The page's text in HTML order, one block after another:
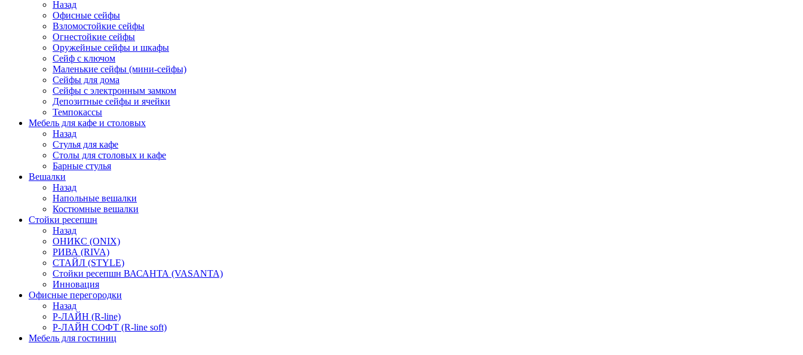
Назад
Офисные сейфы
Взломостойкие сейфы
Огнестойкие сейфы
Оружейные сейфы и шкафы
Сейф с ключом
Маленькие сейфы (мини-сейфы)
Сейфы для дома
Сейфы с электронным замком
Депозитные сейфы и ячейки
Темпокассы
Мебель для кафе и столовых
Назад
Стулья для кафе
Столы для столовых и кафе
Барные стулья
Вешалки
Назад
Напольные вешалки
Костюмные вешалки
Стойки ресепшн
Назад
ОНИКС (ONIX)
РИВА (RIVA)
СТАЙЛ (STYLE)
Стойки ресепшн ВАСАНТА (VASANTA)
Инновация
Офисные перегородки
Назад
Р-ЛАЙН (R-line)
Р-ЛАЙН СОФТ (R-line soft)
Мебель для гостиниц